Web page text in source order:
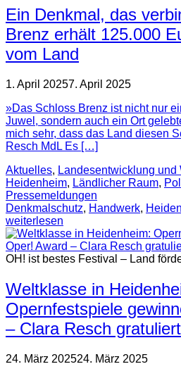
Ein Denkmal, das
Brenz erhält 125.000
vom Land
1. April 20257. April 2025
»Das Schloss Brenz ist nicht nur
Juwel, sondern auch ein Ort
mich sehr, dass das Land diesen
Resch MdL Es […]
Aktuelles, Landesentwicklung und
Heidenheim, Ländlicher Raum,
Pressemeldungen
Denkmalschutz, Handwerk,
weiterlesen
OH! ist bestes Festival – Land
Weltklasse in
Opernfestspiele
– Clara Resch gratuliert
24. März 202524. März 2025